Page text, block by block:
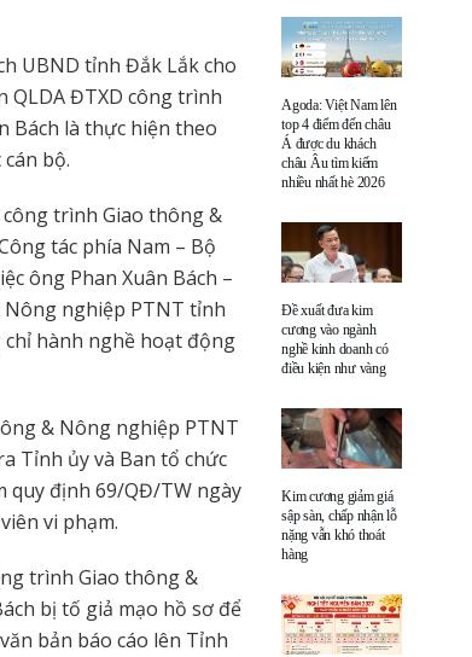
UBND tỉnh Đắk Lắk cho
QLDA ĐTXD công trình
Bách là thực hiện theo
bộ.
trình Giao thông &
tác phía Nam – Bộ
ông Phan Xuân Bách –
Nông nghiệp PTNT tỉnh
chỉ hành nghề hoạt động
& Nông nghiệp PTNT
Tỉnh ủy và Ban tổ chức
quy định 69/QĐ/TW ngày
vi phạm.
trình Giao thông &
bị tố giả mạo hồ sơ để
bản báo cáo lên Tỉnh
Agoda: Việt Nam lên
top 4 điểm đến châu
Á được du khách
châu Âu tìm kiếm
nhiều nhất hè 2026
Đề xuất đưa kim
cương vào ngành
nghề kinh doanh có
điều kiện như vàng
Kim cương giảm giá
sập sàn, chấp nhận lỗ
nặng vẫn khó thoát
hàng